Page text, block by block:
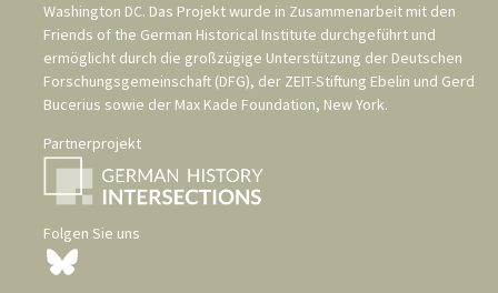
Washington DC. Das Projekt wurde in Zusammenarbeit mit den
Friends of the German Historical Institute durchgeführt und
ermöglicht durch die großzügige Unterstützung der Deutschen
Forschungsgemeinschaft (DFG), der ZEIT-Stiftung Ebelin und Gerd
Bucerius sowie der Max Kade Foundation, New York.
Partnerprojekt
Folgen Sie uns